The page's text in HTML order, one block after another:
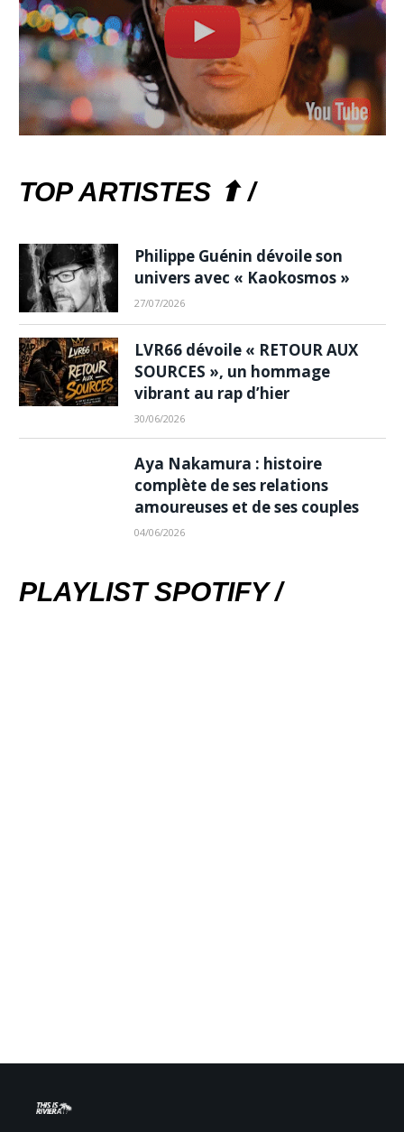
TOP ARTISTES ⬆ /
Philippe Guénin dévoile son
univers avec « Kaokosmos »
27/07/2026
LVR66 dévoile « RETOUR AUX
SOURCES », un hommage
vibrant au rap d’hier
30/06/2026
Aya Nakamura : histoire
complète de ses relations
amoureuses et de ses couples
04/06/2026
PLAYLIST SPOTIFY /